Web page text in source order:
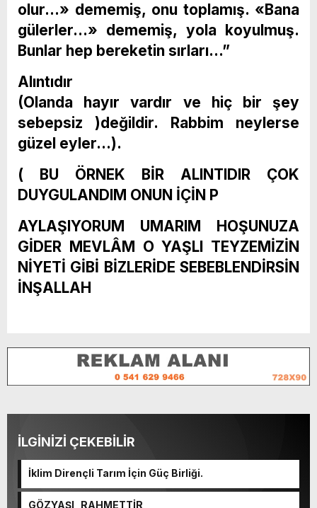
olur…» dememiş, onu toplamış. «Bana
gülerler…» dememiş, yola koyulmuş.
Bunlar hep bereketin sırları…”
Alıntıdır
(Olanda hayır vardır ve hiç bir şey
sebepsiz )değildir. Rabbim neylerse
güzel eyler…).
( BU ÖRNEK BİR ALINTIDIR ÇOK
DUYGULANDIM ONUN İÇİN P
AYLAŞIYORUM UMARIM HOŞUNUZA
GİDER MEVLÂM O YAŞLI TEYZEMİZİN
NİYETİ GİBİ BİZLERİDE SEBEBLENDİRSİN
İNŞALLAH
İLGİNİZİ ÇEKEBİLİR
İklim Dirençli Tarım İçin Güç Birliği.
GÖZYAŞI RAHMETTİR